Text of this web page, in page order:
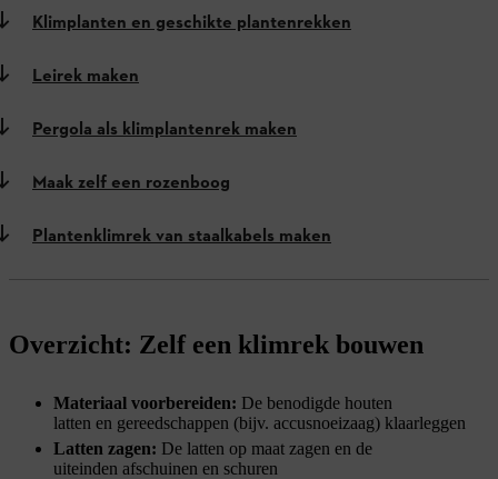
Klimplanten en geschikte plantenrekken
Leirek maken
Pergola als klimplantenrek maken
Maak zelf een rozenboog
Plantenklimrek van staalkabels maken
Overzicht: Zelf een klimrek bouwen
Materiaal voorbereiden: De benodigde houten
latten en gereedschappen (bijv. accusnoeizaag) klaarleggen
Latten zagen: De latten op maat zagen en de
uiteinden afschuinen en schuren